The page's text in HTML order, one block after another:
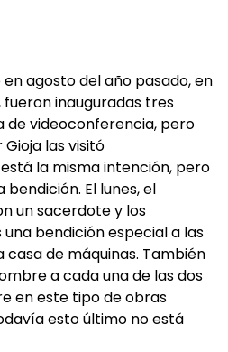
agosto del año pasado, en
inauguradas tres
de videoconferencia, pero
las visitó
la misma intención, pero
El lunes, el
un sacerdote y los
bendición especial a las
casa de máquinas. También
a cada una de las dos
en este tipo de obras
esto último no está